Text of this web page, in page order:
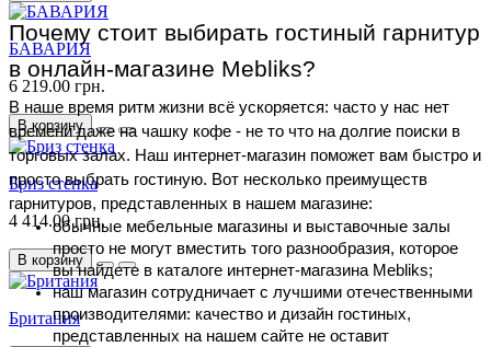
Почему стоит выбирать гостиный гарнитур
в онлайн-магазине Mebliks?
В наше время ритм жизни всё ускоряется: часто у нас нет
времени даже на чашку кофе - не то что на долгие поиски в
торговых залах. Наш интернет-магазин поможет вам быстро и
просто выбрать гостиную. Вот несколько преимуществ
гарнитуров, представленных в нашем магазине:
обычные мебельные магазины и выставочные залы
просто не могут вместить того разнообразия, которое
вы найдете в каталоге интернет-магазина Mebliks;
наш магазин сотрудничает с лучшими отечественными
производителями: качество и дизайн гостиных,
представленных на нашем сайте не оставит
БАВАРИЯ
6 219.00 грн.
В корзину
Бриз стенка
4 414.00 грн.
В корзину
Британия